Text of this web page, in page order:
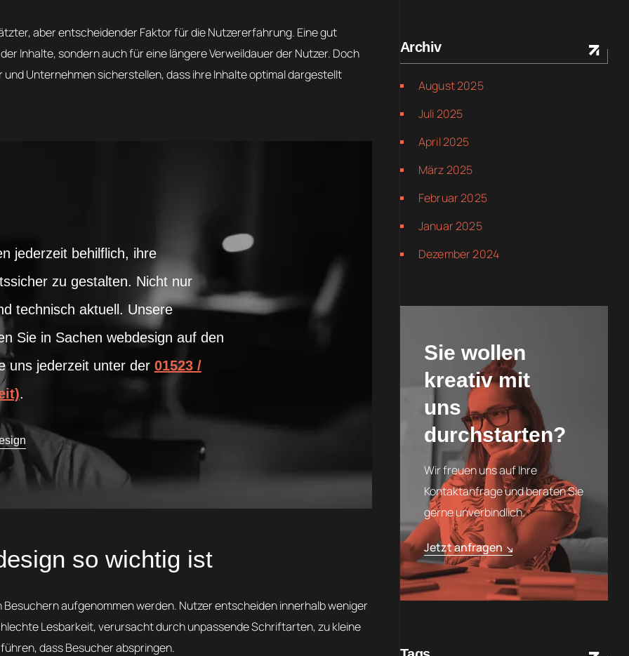
aber entscheidender Faktor für die Nutzererfahrung. Eine gut
Inhalte, sondern auch für eine längere Verweildauer der Nutzer. Doch
Unternehmen sicherstellen, dass ihre Inhalte optimal dargestellt
jederzeit behilflich, ihre
zu gestalten. Nicht nur
technisch aktuell. Unsere
Sie in Sachen webdesign auf den
uns jederzeit unter der 01523 /
.
so wichtig ist
aufgenommen werden. Nutzer entscheiden innerhalb weniger
Lesbarkeit, verursacht durch unpassende Schriftarten, zu kleine
dass Besucher abspringen.
Archiv
August 2025
Juli 2025
April 2025
März 2025
Februar 2025
Januar 2025
Dezember 2024
Sie wollen
kreativ mit
uns
durchstarten?
Wir freuen uns auf Ihre
Kontaktanfrage und beraten Sie
gerne unverbindlich.
Jetzt anfragen